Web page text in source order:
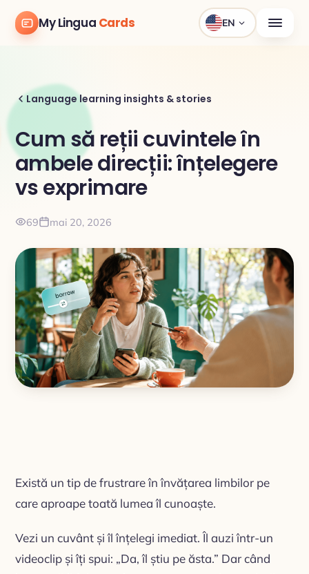
My Lingua Cards EN
Language learning insights & stories
Cum să reții cuvintele în
ambele direcții: înțelegere
vs exprimare
69 mai 20, 2026
Există un tip de frustrare în învățarea limbilor pe
care aproape toată lumea îl cunoaște.
Vezi un cuvânt și îl înțelegi imediat. Îl auzi într-un
videoclip și îți spui: „Da, îl știu pe ăsta.” Dar când